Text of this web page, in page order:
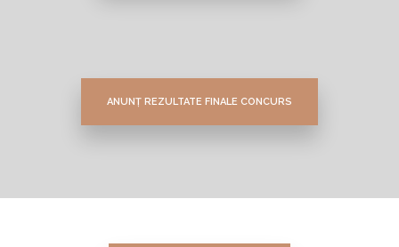
ANUNȚ REZULTATE FINALE CONCURS